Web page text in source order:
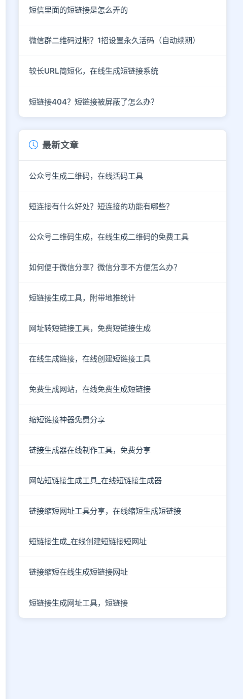
短信里面的短链接是怎么弄的
微信群二维码过期？1招设置永久活码（自动续期）
较长URL简短化，在线生成短链接系统
短链接404？短链接被屏蔽了怎么办？
最新文章
公众号生成二维码，在线活码工具
短连接有什么好处？短连接的功能有哪些？
公众号二维码生成，在线生成二维码的免费工具
如何便于微信分享？微信分享不方便怎么办？
短链接生成工具，附带地推统计
网址转短链接工具，免费短链接生成
在线生成链接，在线创建短链接工具
免费生成网站，在线免费生成短链接
缩短链接神器免费分享
链接生成器在线制作工具，免费分享
网站短链接生成工具_在线短链接生成器
链接缩短网址工具分享，在线缩短生成短链接
短链接生成_在线创建短链接短网址
链接缩短在线生成短链接网址
短链接生成网址工具，短链接